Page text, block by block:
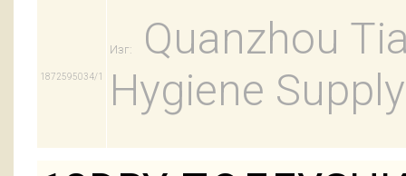
1872595034/1
Изг:
Quanzhou
Hygiene